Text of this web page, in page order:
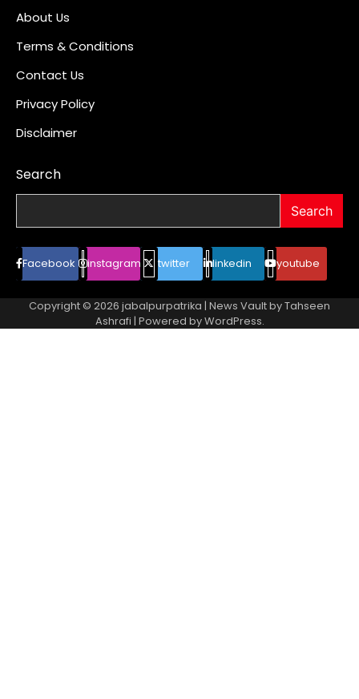
About Us
Terms & Conditions
Contact Us
Privacy Policy
Disclaimer
Search
Search
Facebook instagram twitter linkedin youtube
Copyright © 2026 jabalpurpatrika | News Vault byTahseen
Ashrafi | Powered byWordPress.